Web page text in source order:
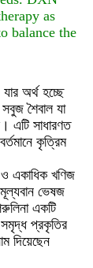
as
balance the
অর্থ হচ্ছে
শৈবাল যা
এটি সাধারণত
কৃত্রিম
ও একাধিক খণিজ
মূল্যবান ভেষজ
একটি
সমৃদ্ধ প্রকৃতির
দিয়েছেন